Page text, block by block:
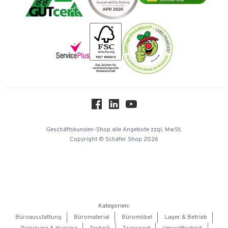
Karriere
Vorkasse
Geschäftskunden-Shop alle Angebote zzgl. MwSt.
Copyright © Schäfer Shop 2026
Kategorien:
Büroausstattung
Büromaterial Büromöbel
Lager & Betrieb